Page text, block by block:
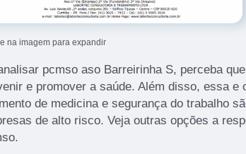
na imagem para expandir
pcmso aso Barreirinha S, perceba
e promover a saúde. Além disso, essa e
de medicina e segurança do trabalho
de alto risco. Veja outras opções a